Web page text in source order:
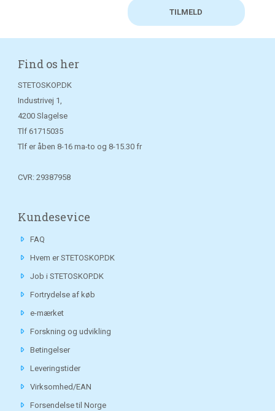
Find os her
STETOSKOP.DK
Industrivej 1,
4200 Slagelse
Tlf 61715035
Tlf er åben 8-16 ma-to og 8-15.30 fr
CVR: 29387958
Kundesevice
FAQ
Hvem er STETOSKOP.DK
Job i STETOSKOP.DK
Fortrydelse af køb
e-mærket
Forskning og udvikling
Betingelser
Leveringstider
Virksomhed/EAN
Forsendelse til Norge